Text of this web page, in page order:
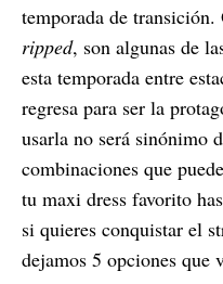
temporada de
ripped, son algunas de
esta temporada entre
regresa para ser la
usarla no será sinónimo
combinaciones que
tu maxi dress favorito
si quieres conquistar el
dejamos 5 opciones que